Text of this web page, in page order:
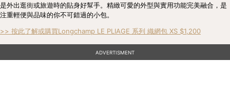
是外出逛街或旅遊時的貼身好幫手。精緻可愛的外型與實用功能完美融合，是
注重輕便與品味的你不可錯過的小包。
>> 按此了解或購買Longchamp LE PLIAGE 系列 織網包 XS $1,200
ADVERTISMENT